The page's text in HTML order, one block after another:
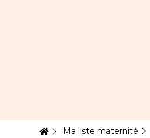
Ma liste maternité